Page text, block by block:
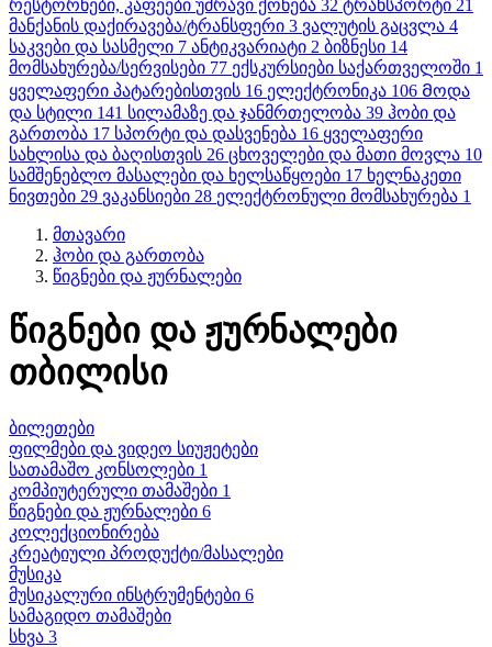
რესტორნები, კაფეები უძრავი ქონება 32 ტრანსპორტი 21
მანქანის დაქირავება/ტრანსფერი 3 ვალუტის გაცვლა 4
საკვები და სასმელი 7 ანტიკვარიატი 2 ბიზნესი 14
მომსახურება/სერვისები 77 ექსკურსიები საქართველოში 1
ყველაფერი პატარებისთვის 16 ელექტრონიკა 106 Მოდა
და სტილი 141 სილამაზე და ჯანმრთელობა 39 ჰობი და
გართობა 17 სპორტი და დასვენება 16 ყველაფერი
სახლისა და ბაღისთვის 26 ცხოველები და მათი მოვლა 10
სამშენებლო მასალები და ხელსაწყოები 17 ხელნაკეთი
ნივთები 29 ვაკანსიები 28 ელექტრონული მომსახურება 1
მთავარი
ჰობი და გართობა
წიგნები და ჟურნალები
წიგნები და ჟურნალები
თბილისი
ბილეთები
ფილმები და ვიდეო სიუჟეტები
სათამაშო კონსოლები 1
კომპიუტერული თამაშები 1
წიგნები და ჟურნალები 6
კოლექციონირება
კრეატიული პროდუქტი/მასალები
მუსიკა
მუსიკალური ინსტრუმენტები 6
სამაგიდო თამაშები
სხვა 3